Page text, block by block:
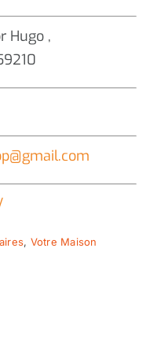
Hugo ,
, Votre Maison